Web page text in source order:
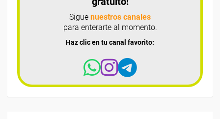
Sigue nuestros canales
para enterarte al momento.
Haz clic en tu canal favorito: